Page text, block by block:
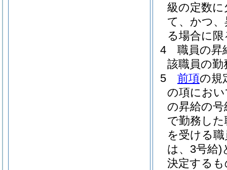
級の定数
て、かつ
る場合に
4
職員の昇
該職員の
5
前項の規
の項にお
の昇給の号
で勤務し
を受ける
は、3号給)
決定する